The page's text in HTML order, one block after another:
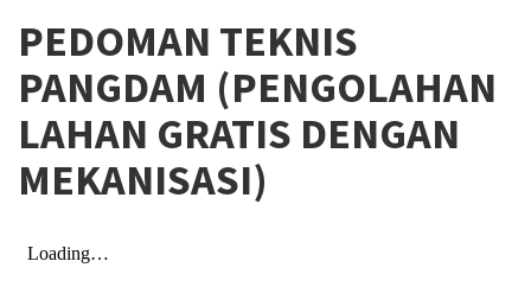
PEDOMAN TEKNIS
PANGDAM (PENGOLAHAN
LAHAN GRATIS DENGAN
MEKANISASI)